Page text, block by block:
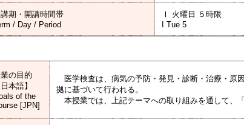
期・開講時間帯
/ Day / Period
Ⅰ 火曜日 ５時限
I Tue 5
の目的
日本語】
of the
[JPN]
医学検査は、病気の予防・発見・診断・治療・原
拠に基づいて行われる。
本授業では、上記テーマへの取り組みを通して、